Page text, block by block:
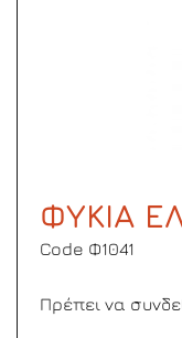
ΦΥΚΙΑ
Code Φ1041
Πρέπει να